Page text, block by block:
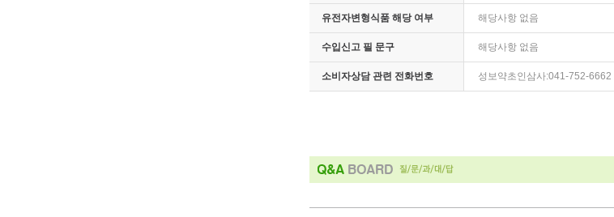
유전자변형식품 해당 여부 해당사항 없음
수입신고 필 문구 해당사항 없음
소비자상담 관련 전화번호 성보약초인삼사:041-752-6662